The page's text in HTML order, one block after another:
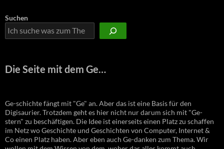
Suchen
Die Seite mit dem Ge…
Ge-schichte fängt mit "Ge" an. Aber das ist eine Basis für den
Digisaurier. Trotzdem geht es hier nicht nur darum sich mit "Ge-
stern" zu beschäftigen. Die Idee ist einerseits einen Platz zu schaffen
im Netz wo Geschichte und Geschichten von Computer, Internet &
Co einen Platz haben. Aber eben auch Ge-danken zum Thema. Wir